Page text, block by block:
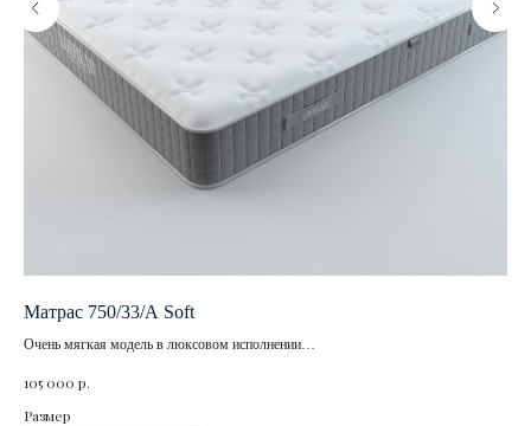
Матрас 750/33/A Soft
Очень мягкая модель в люксовом исполнении
105 000 р.
Размер